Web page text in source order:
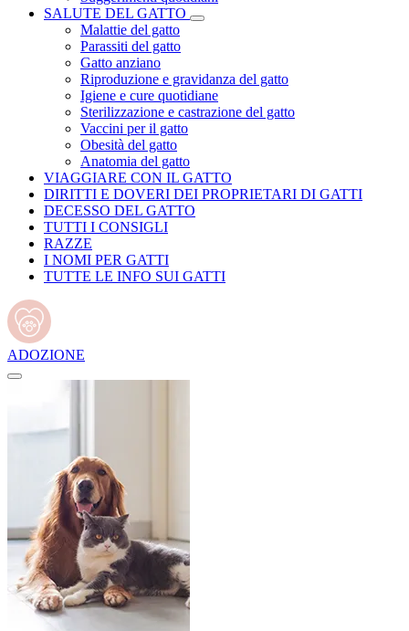
SALUTE DEL GATTO
Malattie del gatto
Parassiti del gatto
Gatto anziano
Riproduzione e gravidanza del gatto
Igiene e cure quotidiane
Sterilizzazione e castrazione del gatto
Vaccini per il gatto
Obesità del gatto
Anatomia del gatto
VIAGGIARE CON IL GATTO
DIRITTI E DOVERI DEI PROPRIETARI DI GATTI
DECESSO DEL GATTO
TUTTI I CONSIGLI
RAZZE
I NOMI PER GATTI
TUTTE LE INFO SUI GATTI
ADOZIONE